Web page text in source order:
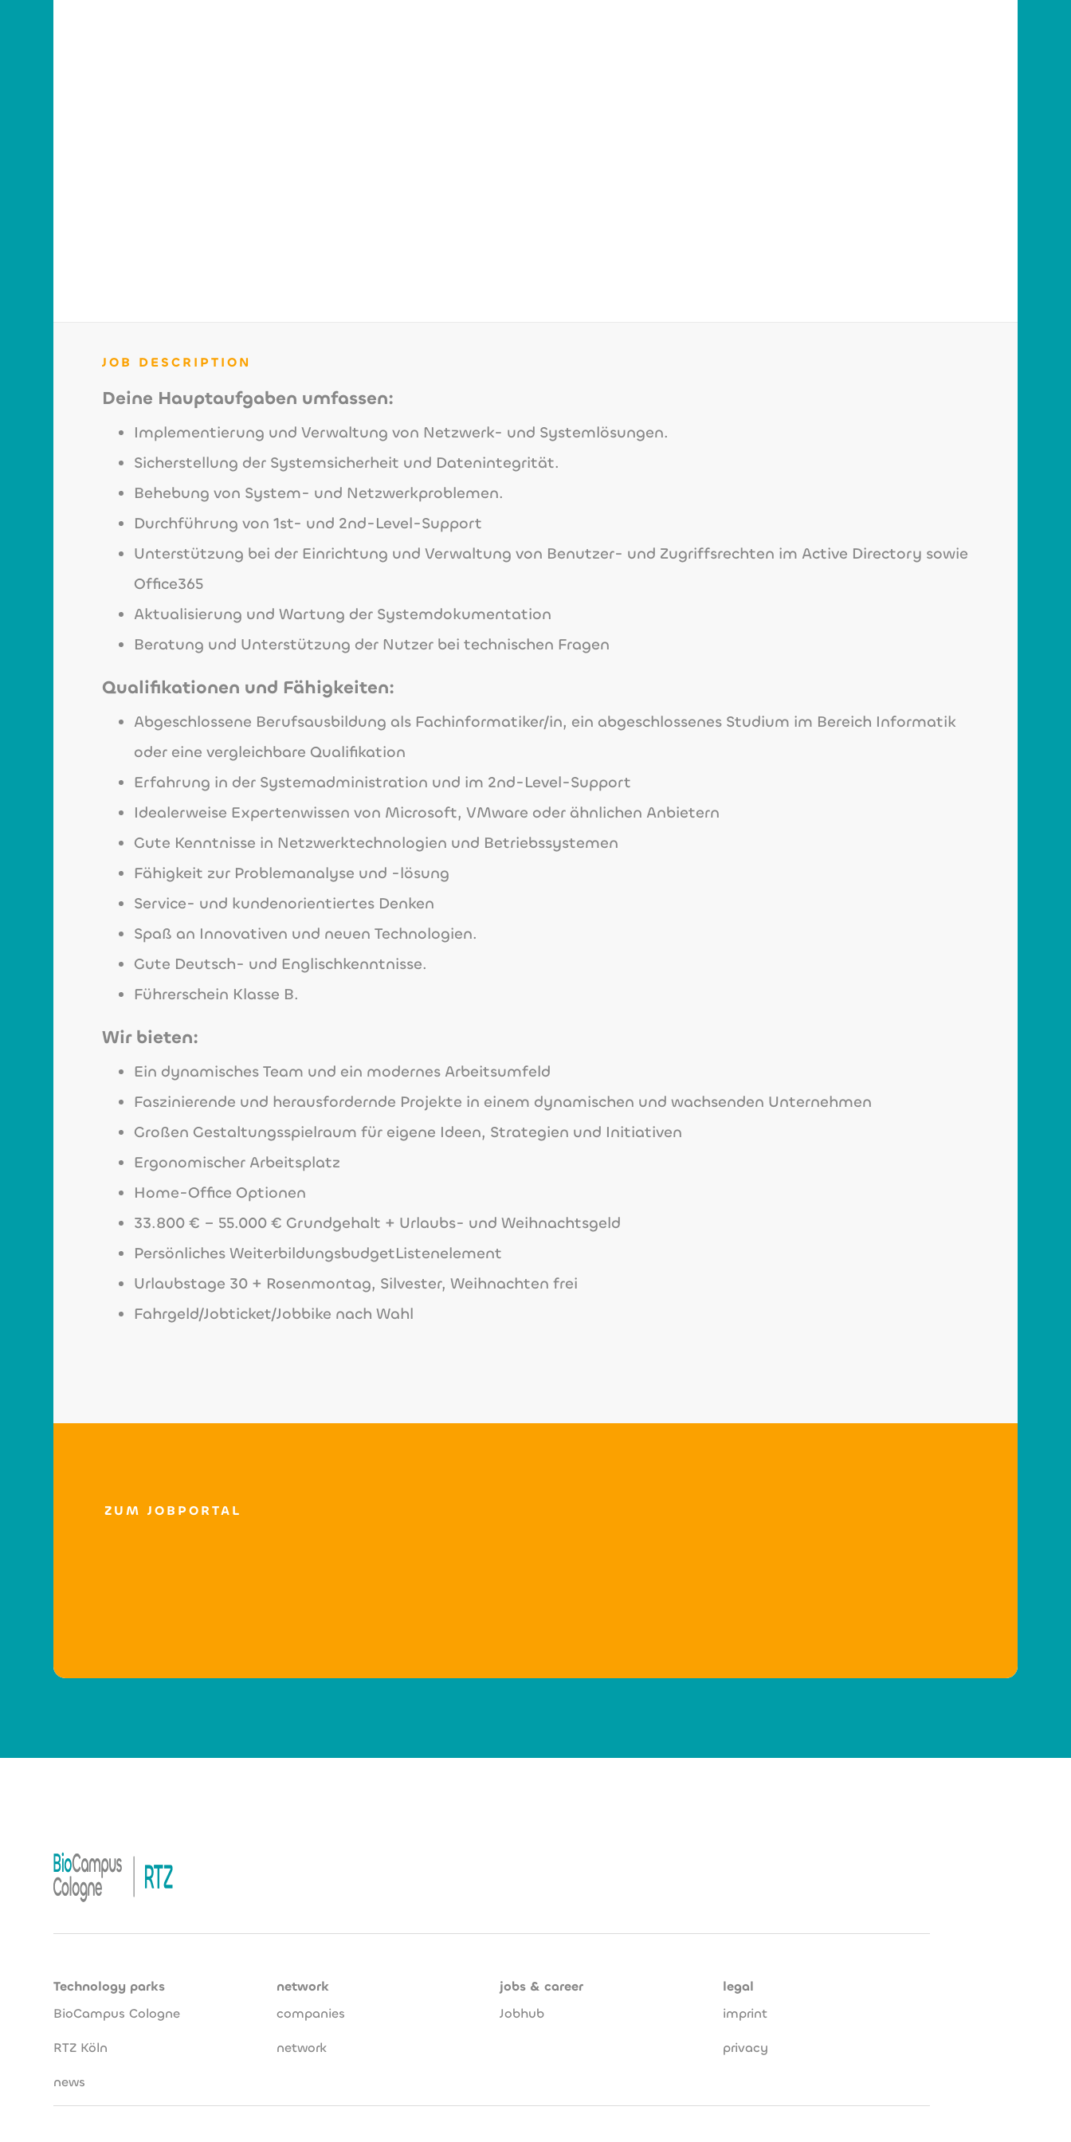
JOB DESCRIPTION
Deine Hauptaufgaben umfassen:
Implementierung und Verwaltung von Netzwerk- und Systemlösungen.
Sicherstellung der Systemsicherheit und Datenintegrität.
Behebung von System- und Netzwerkproblemen.
Durchführung von 1st- und 2nd-Level-Support
Unterstützung bei der Einrichtung und Verwaltung von Benutzer- und Zugriffsrechten im Active Directory sowie
Office365
Aktualisierung und Wartung der Systemdokumentation
Beratung und Unterstützung der Nutzer bei technischen Fragen
Qualifikationen und Fähigkeiten:
Abgeschlossene Berufsausbildung als Fachinformatiker/in, ein abgeschlossenes Studium im Bereich Informatik
oder eine vergleichbare Qualifikation
Erfahrung in der Systemadministration und im 2nd-Level-Support
Idealerweise Expertenwissen von Microsoft, VMware oder ähnlichen Anbietern
Gute Kenntnisse in Netzwerktechnologien und Betriebssystemen
Fähigkeit zur Problemanalyse und -lösung
Service- und kundenorientiertes Denken
Spaß an Innovativen und neuen Technologien.
Gute Deutsch- und Englischkenntnisse.
Führerschein Klasse B.
Wir bieten:
Ein dynamisches Team und ein modernes Arbeitsumfeld
Faszinierende und herausfordernde Projekte in einem dynamischen und wachsenden Unternehmen
Großen Gestaltungsspielraum für eigene Ideen, Strategien und Initiativen
Ergonomischer Arbeitsplatz
Home-Office Optionen
33.800 € – 55.000 € Grundgehalt + Urlaubs- und Weihnachtsgeld
Persönliches WeiterbildungsbudgetListenelement
Urlaubstage 30 + Rosenmontag, Silvester, Weihnachten frei
Fahrgeld/Jobticket/Jobbike nach Wahl
ZUM JOBPORTAL
Technology parks
BioCampus Cologne
RTZ Köln
news
network
companies
network
jobs & career
Jobhub
legal
imprint
privacy